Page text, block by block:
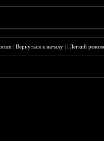
|Вернуться к началу ||Лёгкий